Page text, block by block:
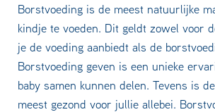
Borstvoeding is de meest natuurlijke
kindje te voeden. Dit geldt zowel voor
je de voeding aanbiedt als de
Borstvoeding geven is een unieke
baby samen kunnen delen. Tevens is
meest gezond voor jullie allebei.